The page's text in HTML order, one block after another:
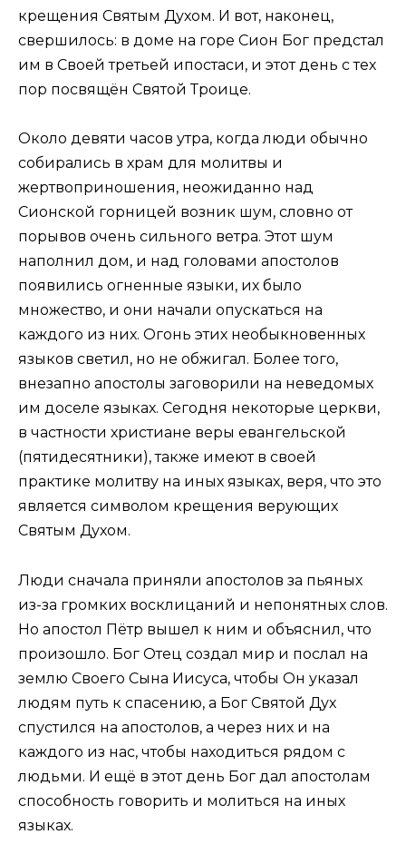
крещения Святым Духом. И вот, наконец,
свершилось: в доме на горе Сион Бог предстал
им в Своей третьей ипостаси, и этот день с тех
пор посвящён Святой Троице.
Около девяти часов утра, когда люди обычно
собирались в храм для молитвы и
жертвоприношения, неожиданно над
Сионской горницей возник шум, словно от
порывов очень сильного ветра. Этот шум
наполнил дом, и над головами апостолов
появились огненные языки, их было
множество, и они начали опускаться на
каждого из них. Огонь этих необыкновенных
языков светил, но не обжигал. Более того,
внезапно апостолы заговорили на неведомых
им доселе языках. Сегодня некоторые церкви,
в частности христиане веры евангельской
(пятидесятники), также имеют в своей
практике молитву на иных языках, веря, что это
является символом крещения верующих
Святым Духом.
Люди сначала приняли апостолов за пьяных
из-­за громких восклицаний и непонятных слов.
Но апостол Пётр вышел к ним и объяснил, что
произошло. Бог Отец создал мир и послал на
землю Своего Сына Иисуса, чтобы Он указал
людям путь к спасению, а Бог Святой Дух
спустился на апостолов, а через них и на
каждого из нас, чтобы находиться рядом с
людьми. И ещё в этот день Бог дал апостолам
способность говорить и молиться на иных
языках.